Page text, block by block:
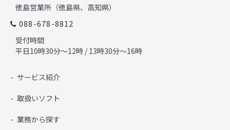
徳島営業所（徳島県、高知県）
088-678-8812
受付時間
平日10時30分～12時 / 13時30分～16時
サービス紹介
取扱いソフト
業務から探す